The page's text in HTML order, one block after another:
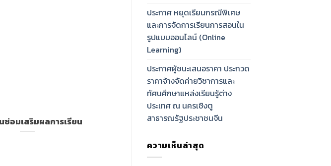
ซ่อมเสริมผลการเรียน
ประกาศ หยุดเรียนกรณีพิเศษ
และการจัดการเรียนการสอนใน
รูปแบบออนไลน์ (Online
Learning)
ประกาศผู้ชนะเสนอราคา ประกวด
ราคาจ้างจัดค่ายวิชาการและ
ทัศนศึกษาแหล่งเรียนรู้ต่าง
ประเทศ ณ นครเชิงตู
สาธารณรัฐประชาชนจีน
ความเห็นล่าสุด